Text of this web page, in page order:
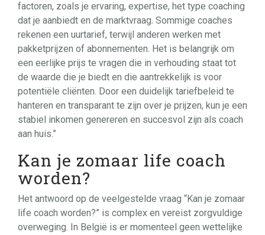
factoren, zoals je ervaring, expertise, het type coaching
dat je aanbiedt en de marktvraag. Sommige coaches
rekenen een uurtarief, terwijl anderen werken met
pakketprijzen of abonnementen. Het is belangrijk om
een eerlijke prijs te vragen die in verhouding staat tot
de waarde die je biedt en die aantrekkelijk is voor
potentiële cliënten. Door een duidelijk tariefbeleid te
hanteren en transparant te zijn over je prijzen, kun je een
stabiel inkomen genereren en succesvol zijn als coach
aan huis.”
Kan je zomaar life coach
worden?
Het antwoord op de veelgestelde vraag “Kan je zomaar
life coach worden?” is complex en vereist zorgvuldige
overweging. In België is er momenteel geen wettelijke